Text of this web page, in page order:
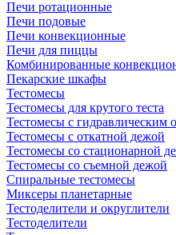
Печи ротационные
Печи подовые
Печи конвекционные
Печи для пиццы
Комбинированные
Пекарские шкафы
Тестомесы
Тестомесы для крутого теста
Тестомесы с гидравлическим
Тестомесы с откатной дежой
Тестомесы со стационарной
Тестомесы со съемной дежой
Спиральные тестомесы
Миксеры планетарные
Тестоделители и округлители
Тестоделители